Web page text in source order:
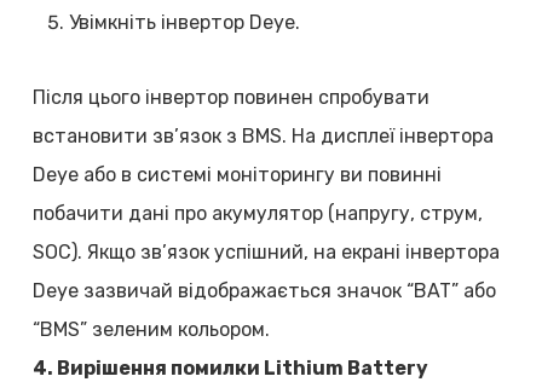
Увімкніть інвертор Deye.
Після цього інвертор повинен спробувати
встановити зв’язок з BMS. На дисплеї інвертора
Deye або в системі моніторингу ви повинні
побачити дані про акумулятор (напругу, струм,
SOC). Якщо зв’язок успішний, на екрані інвертора
Deye зазвичай відображається значок “BAT” або
“BMS” зеленим кольором.
4. Вирішення помилки Lithium Battery